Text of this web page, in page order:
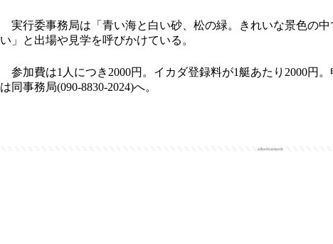
実行委事務局は「青い海と白い砂、松の緑。きれいな景色の
い」と出場や見学を呼びかけている。
参加費は1人につき2000円。イカダ登録料が1艇あたり2000円
は同事務局(090-8830-2024)へ。
advertisement